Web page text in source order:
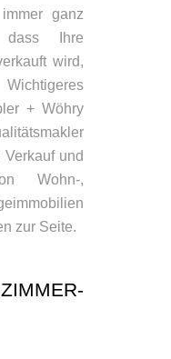
ganz
dass Ihre
wird,
+ Wöhry
und
Wohn-,
zur Seite.